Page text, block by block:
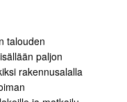
talouden
paljon
rakennusalalla